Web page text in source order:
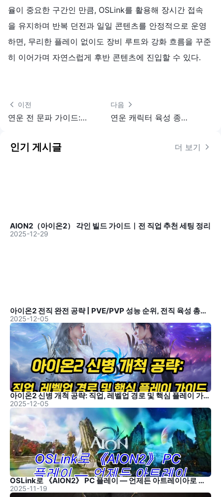
율이 중요한 구간인 만큼, OSLink를 활용해 장시간 접속
을 유지하며 반복 던전과 일일 콘텐츠를 안정적으로 운영
하면, 무리한 플레이 없이도 장비 루트와 강화 흐름을 꾸준
히 이어가며 자연스럽게 후반 콘텐츠에 진입할 수 있다.
이전
연운 전 문파 가이드: 가입 조건 · 문규 · 플레이 성향
다음
연운 캐릭터 육성 종합 가이드 - 천부 · 장비 · 무학 + 육성 자원 분배
인기 게시글 더 보기
AION2（아이온2） 각인 빌드 가이드｜전 직업 추천 세팅 정리
2025-12-29
아이온2 전직 완전 공략 | PVE/PVP 성능 순위, 전직 육성 총정리
2025-12-05
아이온2 신병 개척 공략: 직업, 레벨업 경로 및 핵심 플레이 가이드
2025-12-05
OSLink로 《AION2》 PC 플레이 — 언제든 아트레이아로 귀환
2025-11-19